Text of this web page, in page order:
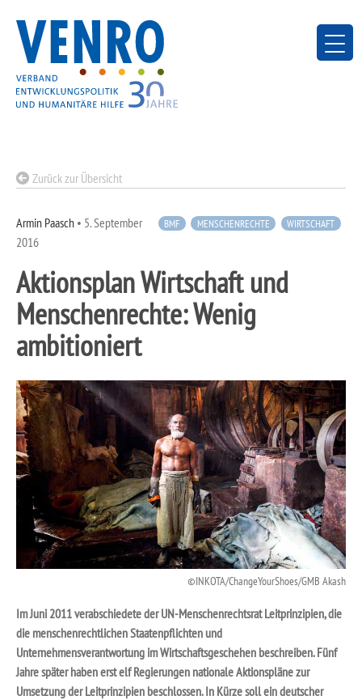
content
Zurück zur Übersicht
BMF MENSCHENRECHTE WIRTSCHAFT
Armin Paasch • 5. September
2016
Aktionsplan Wirtschaft und
Menschenrechte: Wenig
ambitioniert
INKOTA/ChangeYourShoes/GMB Akash
Im Juni 2011 verabschiedete der UN-Menschenrechtsrat Leitprinzipien, die
die menschenrechtlichen Staatenpflichten und
Unternehmensverantwortung im Wirtschaftsgeschehen beschreiben. Fünf
Jahre später haben erst elf Regierungen nationale Aktionspläne zur
Umsetzung der Leitprinzipien beschlossen. In Kürze soll ein deutscher